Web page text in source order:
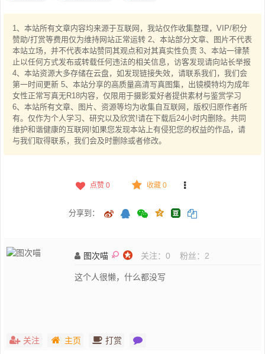
1、本站所有文章内容均来源于互联网，我站仅作收集整理，VIP/积分
赞助/打赏等费用仅为维持网站正常运转 2、本站部分文章、图片不代表
本站立场，并不代表本站赞同其观点和对其真实性负责 3、本站一律禁
止以任何方式发布或转载任何违法的相关信息，访客发现请向站长举报
4、本站资源大多存储在云盘，如发现链接失效，请联系我们，我们会
第一时间更新 5、本站分享的高质量高清写真图集，出镜模特均为成年
女性正常写真无R18内容，仅限用于摄影爱好者提供素材与鉴赏学习
6、本站所有文章、图片、资源等均为收集自互联网，版权归原作者所
有。仅作为个人学习、研究以及欣赏!请在下载后24小时内删除。共同
维护和谐健康的互联网!如果您发现本站上有侵犯您的权益的作品，请
与我们取得联系，我们会及时删除或者修改。
点赞 0 收藏 0
分享到：
图次喵 关注： 0 粉丝： 2
这个人很懒，什么都没写
关注 主页 打赏